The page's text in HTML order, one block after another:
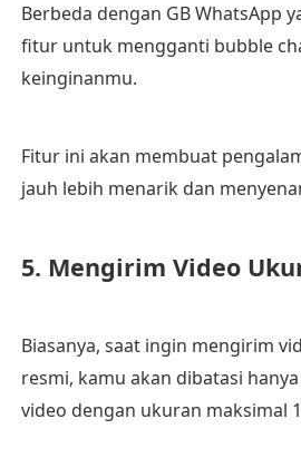
Berbeda dengan GB WhatsApp
fitur untuk mengganti bubble
keinginanmu.
Fitur ini akan membuat
jauh lebih menarik dan
5. Mengirim Video
Biasanya, saat ingin mengirim
resmi, kamu akan dibatasi
video dengan ukuran maksimal